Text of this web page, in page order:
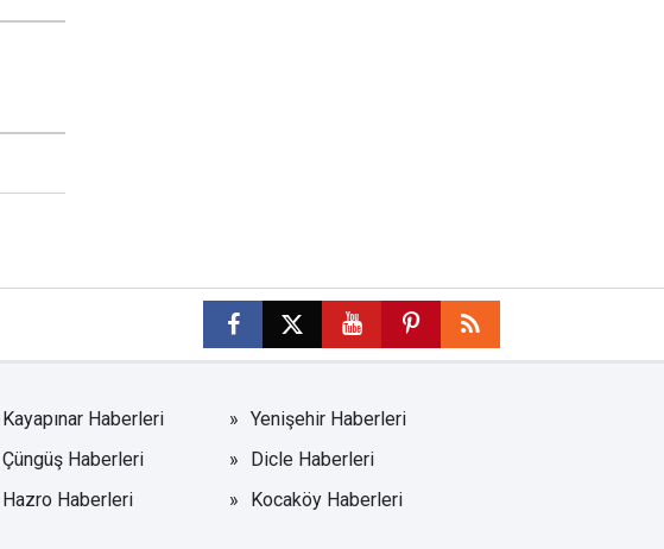
Kayapınar Haberleri
Yenişehir Haberleri
Çüngüş Haberleri
Dicle Haberleri
Hazro Haberleri
Kocaköy Haberleri